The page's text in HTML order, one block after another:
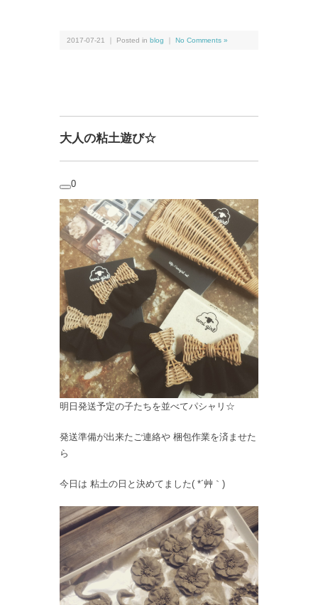
2017-07-21 ｜ Posted in blog No Comments »
大人の粘土遊び☆
0
明日発送予定の子たちを並べてパシャリ☆
発送準備が出来たご連絡や 梱包作業を済ませた
ら
今日は 粘土の日と決めてました( *´艸｀)